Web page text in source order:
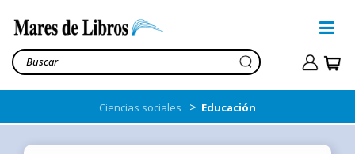
Ciencias sociales > Educación